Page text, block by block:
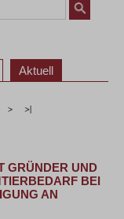
Aktuell
> »
GRÜNDER UND
BEI
AN